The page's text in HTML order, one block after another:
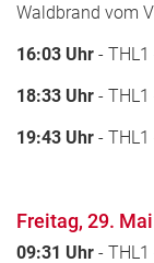
Waldbrand vom
16:03 Uhr -
18:33 Uhr -
19:43 Uhr -
Freitag, 29.
09:31 Uhr -